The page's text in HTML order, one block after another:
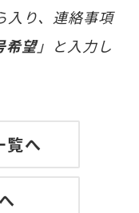
入り、連絡事項
希望」と入力し
覧へ